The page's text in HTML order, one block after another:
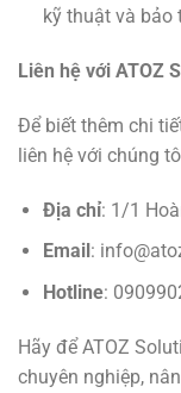
kỹ thuật và bảo
Liên hệ với ATOZ
Để biết thêm chi
liên hệ với chúng
Địa chỉ: 1/1
Email :
Hotline:
Hãy để ATOZ
chuyên nghiệp,